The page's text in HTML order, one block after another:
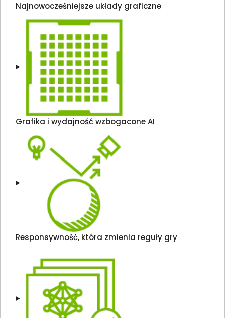
Najnowocześniejsze układy graficzne
Grafika i wydajność wzbogacone AI
Responsywność, która zmienia reguły gry